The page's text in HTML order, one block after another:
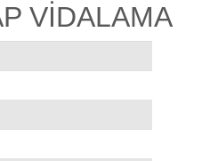
VİDALAMA